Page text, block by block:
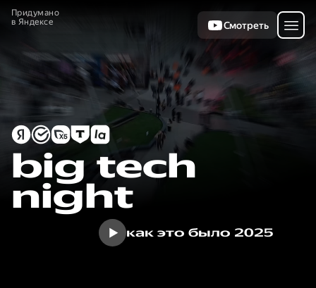
Придумано
в Яндексе
Смотреть
big tech
night
как это было 2025